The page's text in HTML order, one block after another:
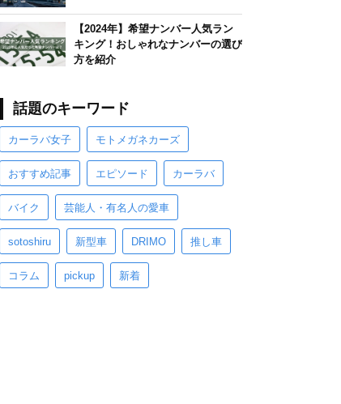
【2024年】希望ナンバー人気ラン
キング！おしゃれなナンバーの選び
方を紹介
話題のキーワード
カーラバ女子 モトメガネカーズ
おすすめ記事 エピソード カーラバ
バイク 芸能人・有名人の愛車
sotoshiru 新型車 DRIMO 推し車
コラム pickup 新着